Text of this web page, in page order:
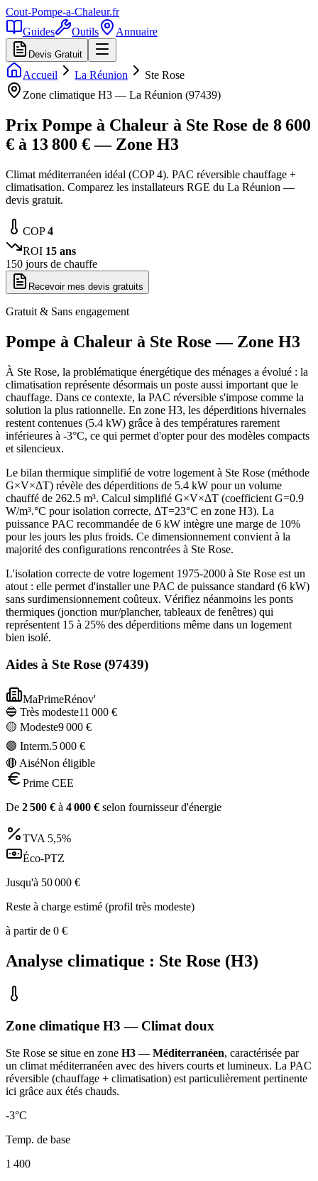
Cout-Pompe-a-Chaleur.fr
Guides
Outils Annuaire
Devis Gratuit
Accueil La Réunion
Ste Rose
Zone climatique H3 — La Réunion (97439)
Prix Pompe à Chaleur à Ste Rose de 8 600
€ à 13 800 € — Zone H3
Climat méditerranéen idéal (COP 4). PAC réversible chauffage +
climatisation. Comparez les installateurs RGE du La Réunion —
devis gratuit.
COP4
ROI 15 ans
150 jours de chauffe
Recevoir mes devis gratuits
Gratuit & Sans engagement
Pompe à Chaleur à Ste Rose — Zone H3
À Ste Rose, la problématique énergétique des ménages a évolué : la
climatisation représente désormais un poste aussi important que le
chauffage. Dans ce contexte, la PAC réversible s'impose comme la
solution la plus rationnelle. En zone H3, les déperditions hivernales
restent contenues (5.4 kW) grâce à des températures rarement
inférieures à -3°C, ce qui permet d'opter pour des modèles compacts
et silencieux.
Le bilan thermique simplifié de votre logement à Ste Rose (méthode
G×V×ΔT) révèle des déperditions de 5.4 kW pour un volume
chauffé de 262.5 m³. Calcul simplifié G×V×ΔT (coefficient G=0.9
W/m³.°C pour isolation correcte, ΔT=23°C en zone H3). La
puissance PAC recommandée de 6 kW intègre une marge de 10%
pour les jours les plus froids. Ce dimensionnement convient à la
majorité des configurations rencontrées à Ste Rose.
L'isolation correcte de votre logement 1975-2000 à Ste Rose est un
atout : elle permet d'installer une PAC de puissance standard (6 kW)
sans surdimensionnement coûteux. Vérifiez néanmoins les ponts
thermiques (jonction mur/plancher, tableaux de fenêtres) qui
représentent 15 à 25% des déperditions même dans un logement
bien isolé.
Aides à Ste Rose (97439)
MaPrimeRénov'
🔵 Très modeste11 000 €
🟡 Modeste9 000 €
🟣 Interm.5 000 €
🔴 AiséNon éligible
Prime CEE
De 2 500 € à 4 000 € selon fournisseur d'énergie
TVA 5,5%
Éco-PTZ
Jusqu'à 50 000 €
Reste à charge estimé (profil très modeste)
à partir de 0 €
Analyse climatique : Ste Rose (H3)
Zone climatique H3 — Climat doux
Ste Rose se situe en zone H3 — Méditerranéen, caractérisée par
un climat méditerranéen avec des hivers courts et lumineux. La PAC
réversible (chauffage + climatisation) est particulièrement pertinente
ici grâce aux étés chauds.
-3°C
Temp. de base
1 400